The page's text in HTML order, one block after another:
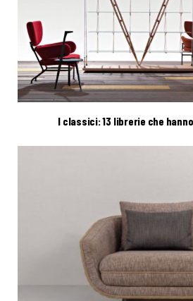
I classici: 13 librerie che